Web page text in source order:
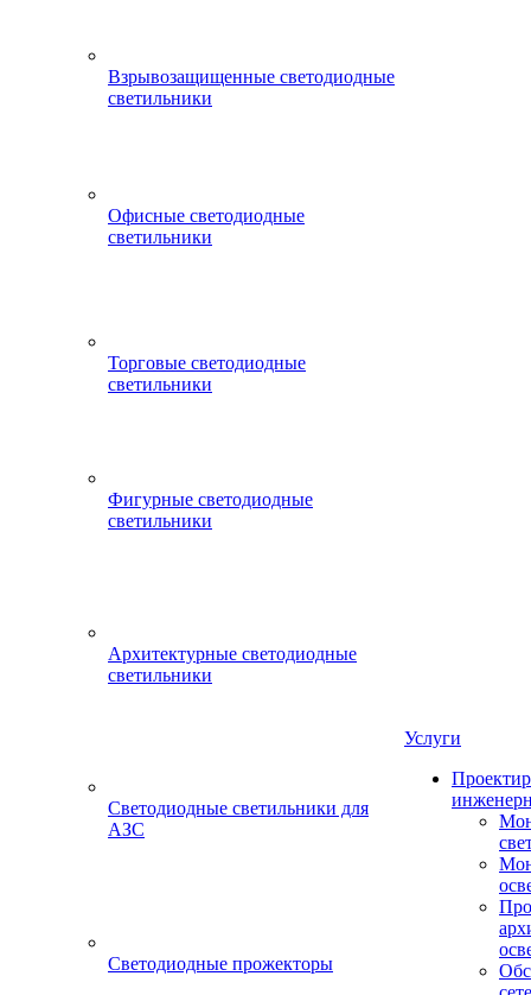
Взрывозащищенные светодиодные
светильники
Офисные светодиодные
светильники
Торговые светодиодные
светильники
Фигурные светодиодные
светильники
Архитектурные светодиодные
светильники
Светодиодные светильники для
АЗС
Светодиодные прожекторы
Услуги